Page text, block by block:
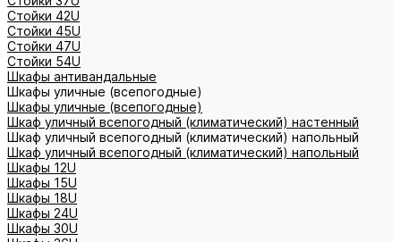
Стойки 42U
Стойки 45U
Стойки 47U
Стойки 54U
Шкафы антивандальные
Шкафы уличные (всепогодные)
Шкафы уличные (всепогодные)
Шкаф уличный всепогодный (климатический) настенный
Шкаф уличный всепогодный (климатический) напольный
Шкаф уличный всепогодный (климатический) напольный
Шкафы 12U
Шкафы 15U
Шкафы 18U
Шкафы 24U
Шкафы 30U